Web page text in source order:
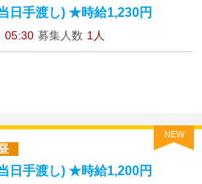
日手渡し) ★時給1,230円
05:30 募集人数 1人
NEW
日手渡し) ★時給1,200円